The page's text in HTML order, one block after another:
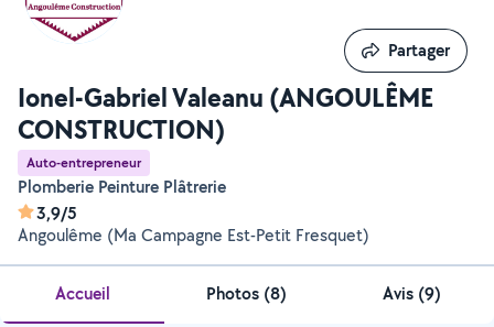
Ionel-Gabriel Valeanu (ANGOULÊME
CONSTRUCTION)
Auto-entrepreneur
Plomberie Peinture Plâtrerie
3,9/5
Angoulême (Ma Campagne Est-Petit Fresquet)
Partager
Partager
Accueil Photos (8) Avis (9)